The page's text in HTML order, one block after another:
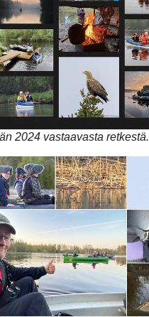
2024 vastaavasta retkestä.